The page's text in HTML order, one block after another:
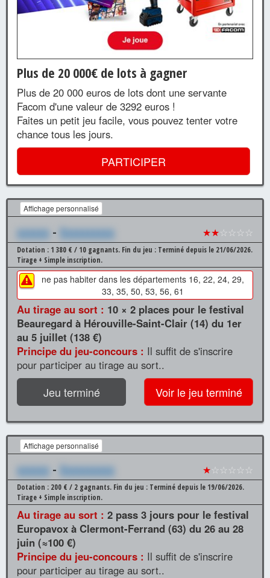
Plus de 20 000€ de lots à gagner
Plus de 20 000 euros de lots dont une servante
Facom d'une valeur de 3292 euros !
Faites un petit jeu facile, vous pouvez tenter votre
chance tous les jours.
PARTICIPER
Affichage personnalisé
xxxxxx - Xxxxxxxxxx ★★☆☆☆☆
Dotation : 1 380 € / 10 gagnants. Fin du jeu : Terminé depuis le 21/06/2026.
Tirage + Simple inscription.
ne pas habiter dans les départements 16, 22, 24, 29,
33, 35, 50, 53, 56, 61
Au tirage au sort : 10 × 2 places pour le festival
Beauregard à Hérouville-Saint-Clair (14) du 1er
au 5 juillet (138 €)
Principe du jeu-concours : Il suffit de s'inscrire
pour participer au tirage au sort..
Jeu terminé Voir le jeu terminé
Affichage personnalisé
xxxxxx - Xxxxxxxxxx ★☆☆☆☆☆
Dotation : 200 € / 2 gagnants. Fin du jeu : Terminé depuis le 19/06/2026.
Tirage + Simple inscription.
Au tirage au sort : 2 pass 3 jours pour le festival
Europavox à Clermont-Ferrand (63) du 26 au 28
juin (≈100 €)
Principe du jeu-concours : Il suffit de s'inscrire
pour participer au tirage au sort..